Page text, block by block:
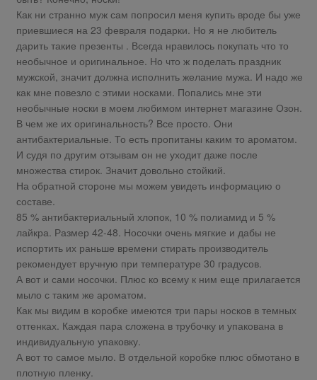
Как ни странно муж сам попросил меня купить вроде бы уже
приевшиеся на 23 февраля подарки. Но я не любитель
дарить такие презенты . Всегда нравилось покупать что то
необычное и оригинальное. Но что ж поделать праздник
мужской, значит должна исполнить желание мужа. И надо же
как мне повезло с этими носками. Попались мне эти
необычные носки в моем любимом интернет магазине Озон.
В чем же их оригинальность? Все просто. Они
антибактериальные. То есть пропитаны каким то ароматом.
И судя по другим отзывам он не уходит даже после
множества стирок. Значит довольно стойкий.
На обратной стороне мы можем увидеть информацию о
составе.
85 % антибактериальный хлопок, 10 % полиамид и 5 %
лайкра. Размер 42-48. Носочки очень мягкие и дабы не
испортить их раньше времени стирать производитель
рекомендует вручную при температуре 30 градусов.
А вот и сами носочки. Плюс ко всему к ним еще прилагается
мыло с таким же ароматом.
Как мы видим в коробке имеются три пары носков в темных
оттенках. Каждая пара сложена в трубочку и упакована в
индивидуальную упаковку.
А вот то самое мыло. В отдельной коробке плюс обмотано в
плотную пленку.